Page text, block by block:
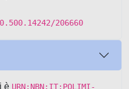
206660
è URN:NBN:IT:POLIMI-